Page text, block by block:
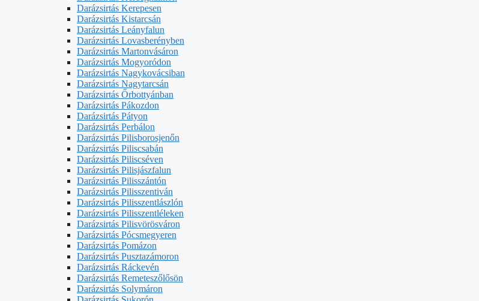
Darázsirtás Kerepesen
Darázsirtás Kistarcsán
Darázsirtás Leányfalun
Darázsirtás Lovasberényben
Darázsirtás Martonvásáron
Darázsirtás Mogyoródon
Darázsirtás Nagykovácsiban
Darázsirtás Nagytarcsán
Darázsirtás Őrbottyánban
Darázsirtás Pákozdon
Darázsirtás Pátyon
Darázsirtás Perbálon
Darázsirtás Pilisborosjenőn
Darázsirtás Piliscsabán
Darázsirtás Piliscséven
Darázsirtás Pilisjászfalun
Darázsirtás Pilisszántón
Darázsirtás Pilisszentiván
Darázsirtás Pilisszentlászlón
Darázsirtás Pilisszentléleken
Darázsirtás Pilisvörösváron
Darázsirtás Pócsmegyeren
Darázsirtás Pomázon
Darázsirtás Pusztazámoron
Darázsirtás Ráckevén
Darázsirtás Remeteszőlősön
Darázsirtás Solymáron